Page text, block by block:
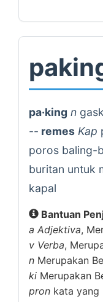
pa·king n
-- remes Kap
poros baling-
buritan untuk
kapal
Bantuan
a Adjektiva,
v Verba,
n Merupakan
ki Merupakan
pron kata yang